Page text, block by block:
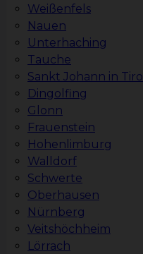
Weißenfels
Nauen
Unterhaching
Tauche
Sankt Johann in Tirol
Dingolfing
Glonn
Frauenstein
Hohenlimburg
Walldorf
Schwerte
Oberhausen
Nürnberg
Veitshöchheim
Lörrach